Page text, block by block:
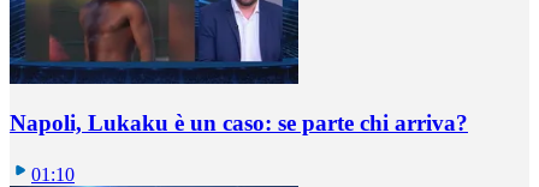
Napoli, Lukaku è un caso: se parte chi arriva?
01:10